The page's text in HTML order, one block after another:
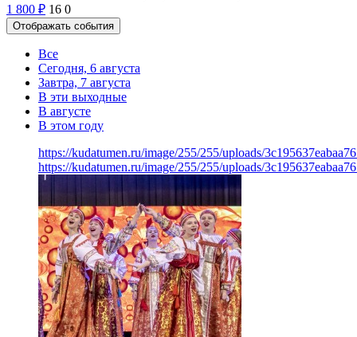
1 800 ₽ 16 0
Отображать события
Все
Сегодня, 6 августа
Завтра, 7 августа
В эти выходные
В августе
В этом году
https://kudatumen.ru/image/255/255/uploads/
https://kudatumen.ru/image/255/255/uploads/